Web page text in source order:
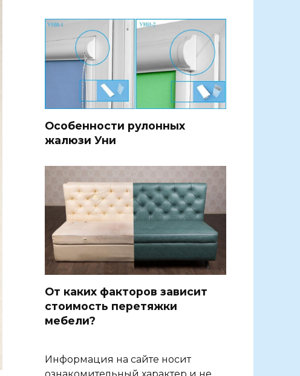
Особенности рулонных
жалюзи Уни
От каких факторов зависит
стоимость перетяжки
мебели?
Информация на сайте носит